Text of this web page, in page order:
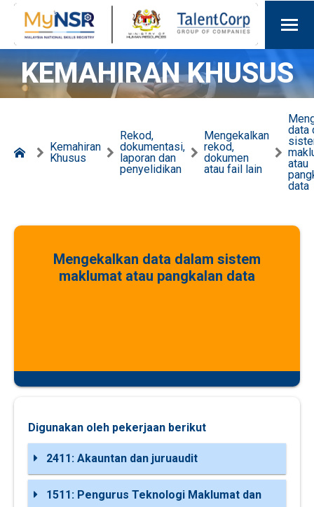
KEMAHIRAN KHUSUS
Kemahiran
Khusus
Rekod,
dokumentasi,
laporan dan
penyelidikan
Mengekalkan
rekod,
dokumen
atau fail lain
data
atau
data
Mengekalkan data dalam sistem
maklumat atau pangkalan data
Digunakan oleh pekerjaan berikut
2411: Akauntan dan juruaudit
1511: Pengurus Teknologi Maklumat dan